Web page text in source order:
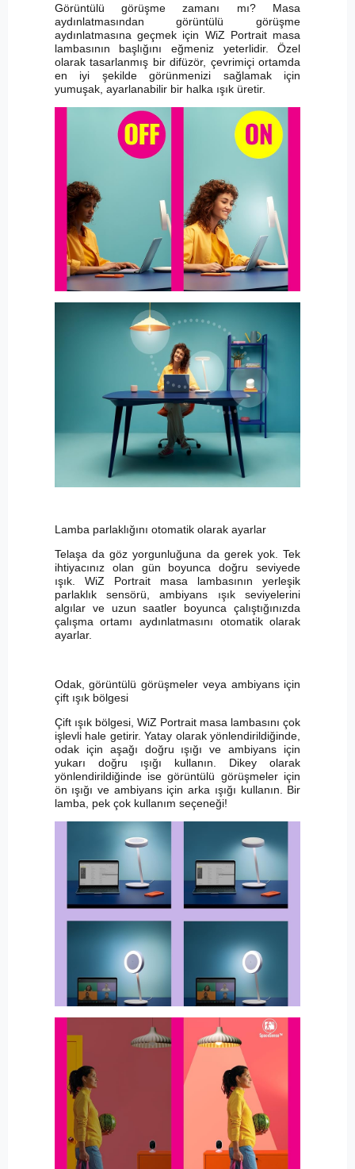
Görüntülü görüşme zamanı mı? Masa
aydınlatmasından görüntülü görüşme
aydınlatmasına geçmek için WiZ Portrait masa
lambasının başlığını eğmeniz yeterlidir. Özel
olarak tasarlanmış bir difüzör, çevrimiçi ortamda
en iyi şekilde görünmenizi sağlamak için
yumuşak, ayarlanabilir bir halka ışık üretir.
Lamba parlaklığını otomatik olarak ayarlar
Telaşa da göz yorgunluğuna da gerek yok. Tek
ihtiyacınız olan gün boyunca doğru seviyede
ışık. WiZ Portrait masa lambasının yerleşik
parlaklık sensörü, ambiyans ışık seviyelerini
algılar ve uzun saatler boyunca çalıştığınızda
çalışma ortamı aydınlatmasını otomatik olarak
ayarlar.
Odak, görüntülü görüşmeler veya ambiyans için
çift ışık bölgesi
Çift ışık bölgesi, WiZ Portrait masa lambasını çok
işlevli hale getirir. Yatay olarak yönlendirildiğinde,
odak için aşağı doğru ışığı ve ambiyans için
yukarı doğru ışığı kullanın. Dikey olarak
yönlendirildiğinde ise görüntülü görüşmeler için
ön ışığı ve ambiyans için arka ışığı kullanın. Bir
lamba, pek çok kullanım seçeneği!